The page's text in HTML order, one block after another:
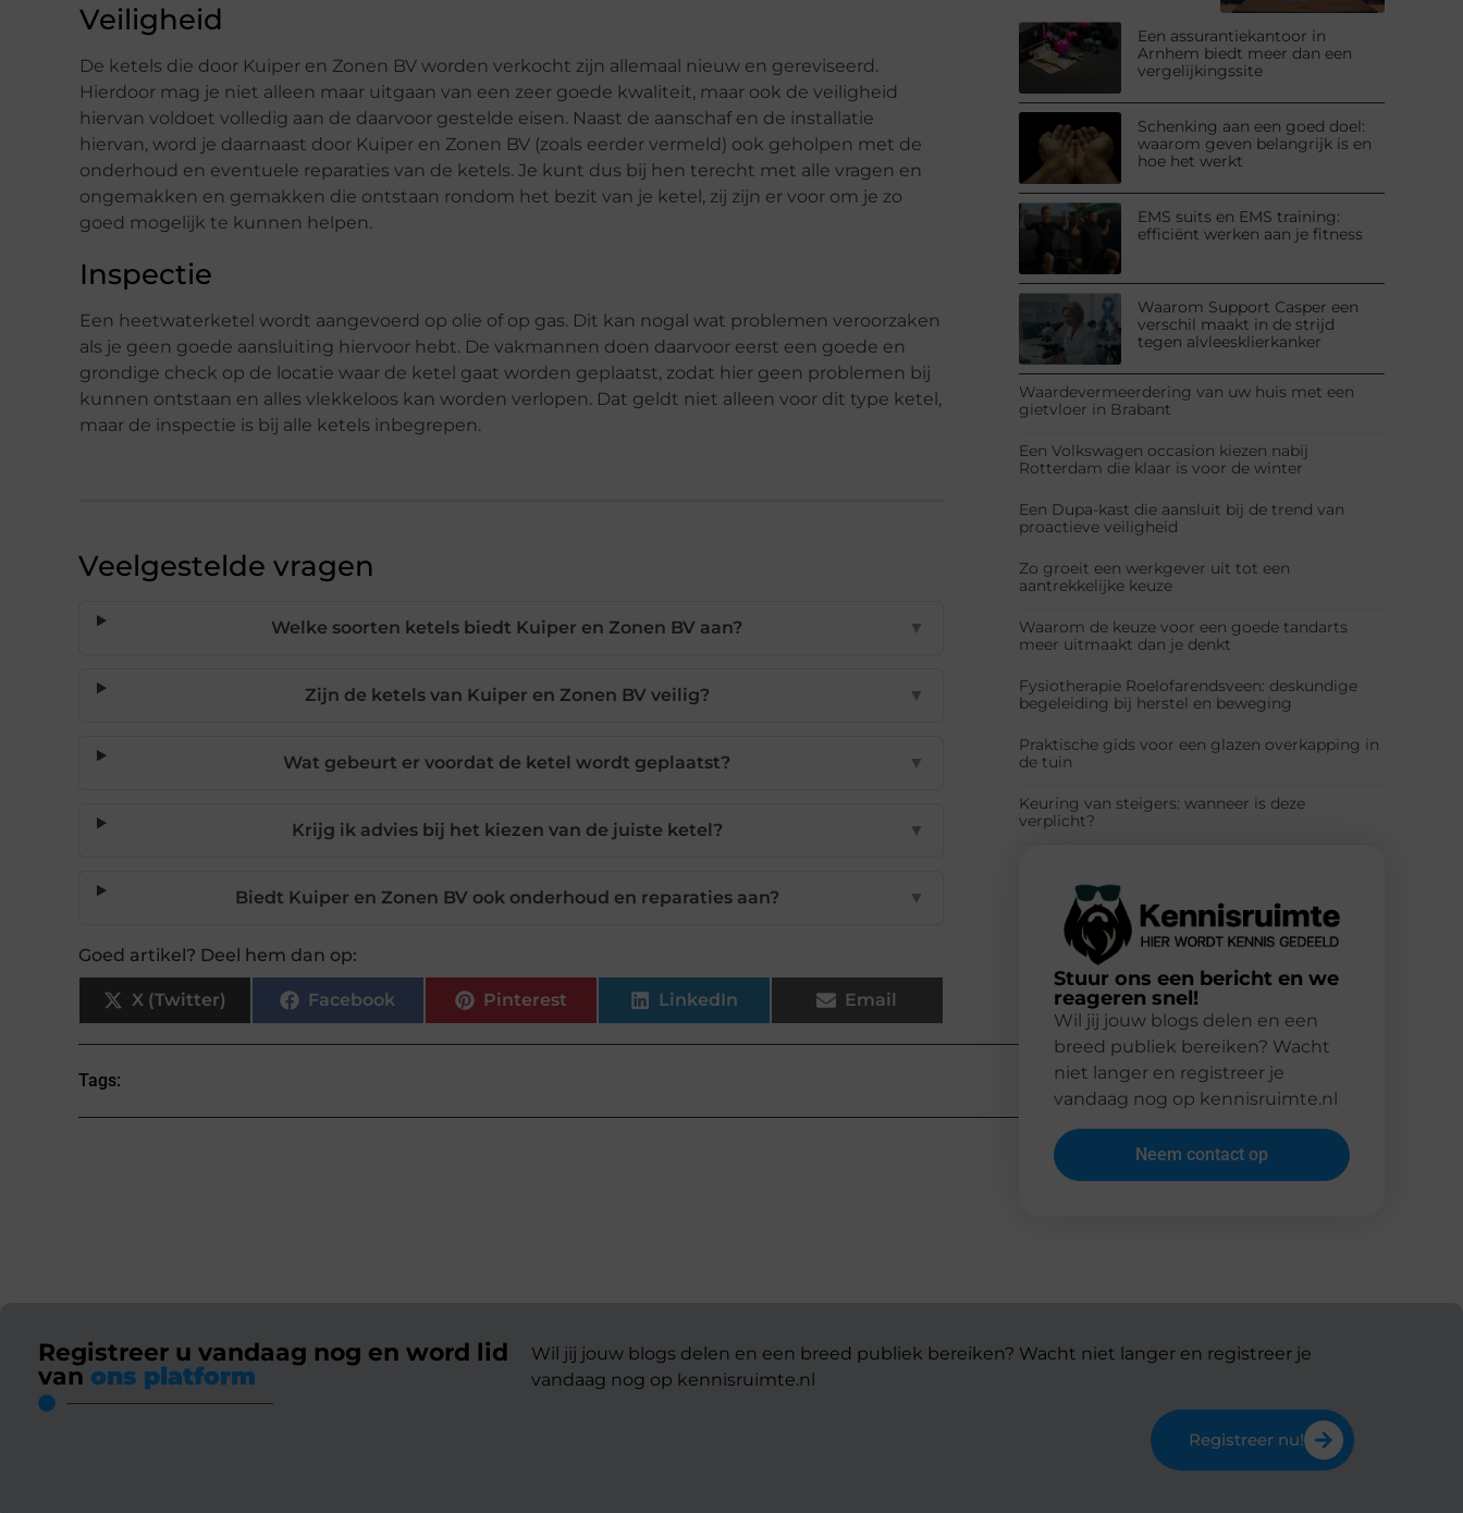
Veiligheid
De ketels die door Kuiper en Zonen BV worden verkocht zijn allemaal nieuw en gereviseerd.
Hierdoor mag je niet alleen maar uitgaan van een zeer goede kwaliteit, maar ook de veiligheid
hiervan voldoet volledig aan de daarvoor gestelde eisen. Naast de aanschaf en de installatie
hiervan, word je daarnaast door Kuiper en Zonen BV (zoals eerder vermeld) ook geholpen met de
onderhoud en eventuele reparaties van de ketels. Je kunt dus bij hen terecht met alle vragen en
ongemakken en gemakken die ontstaan rondom het bezit van je ketel, zij zijn er voor om je zo
goed mogelijk te kunnen helpen.
Inspectie
Een heetwaterketel wordt aangevoerd op olie of op gas. Dit kan nogal wat problemen veroorzaken
als je geen goede aansluiting hiervoor hebt. De vakmannen doen daarvoor eerst een goede en
grondige check op de locatie waar de ketel gaat worden geplaatst, zodat hier geen problemen bij
kunnen ontstaan en alles vlekkeloos kan worden verlopen. Dat geldt niet alleen voor dit type ketel,
maar de inspectie is bij alle ketels inbegrepen.
Veelgestelde vragen
Welke soorten ketels biedt Kuiper en Zonen BV aan? ▼
Zijn de ketels van Kuiper en Zonen BV veilig? ▼
Wat gebeurt er voordat de ketel wordt geplaatst? ▼
Krijg ik advies bij het kiezen van de juiste ketel? ▼
Biedt Kuiper en Zonen BV ook onderhoud en reparaties aan? ▼
Goed artikel? Deel hem dan op:
X (Twitter) Facebook Pinterest LinkedIn Email
Tags:
Een assurantiekantoor in
Arnhem biedt meer dan een
vergelijkingssite
Schenking aan een goed doel:
waarom geven belangrijk is en
hoe het werkt
EMS suits en EMS training:
efficiënt werken aan je fitness
Waarom Support Casper een
verschil maakt in de strijd
tegen alvleesklierkanker
Waardevermeerdering van uw huis met een
gietvloer in Brabant
Een Volkswagen occasion kiezen nabij
Rotterdam die klaar is voor de winter
Een Dupa-kast die aansluit bij de trend van
proactieve veiligheid
Zo groeit een werkgever uit tot een
aantrekkelijke keuze
Waarom de keuze voor een goede tandarts
meer uitmaakt dan je denkt
Fysiotherapie Roelofarendsveen: deskundige
begeleiding bij herstel en beweging
Praktische gids voor een glazen overkapping in
de tuin
Keuring van steigers: wanneer is deze
verplicht?
Stuur ons een bericht en we
reageren snel!
Wil jij jouw blogs delen en een
breed publiek bereiken? Wacht
niet langer en registreer je
vandaag nog op kennisruimte.nl
Neem contact op
Registreer u vandaag nog en word lid
van ons platform
Wil jij jouw blogs delen en een breed publiek bereiken? Wacht niet langer en registreer je
vandaag nog op kennisruimte.nl
Registreer nu!